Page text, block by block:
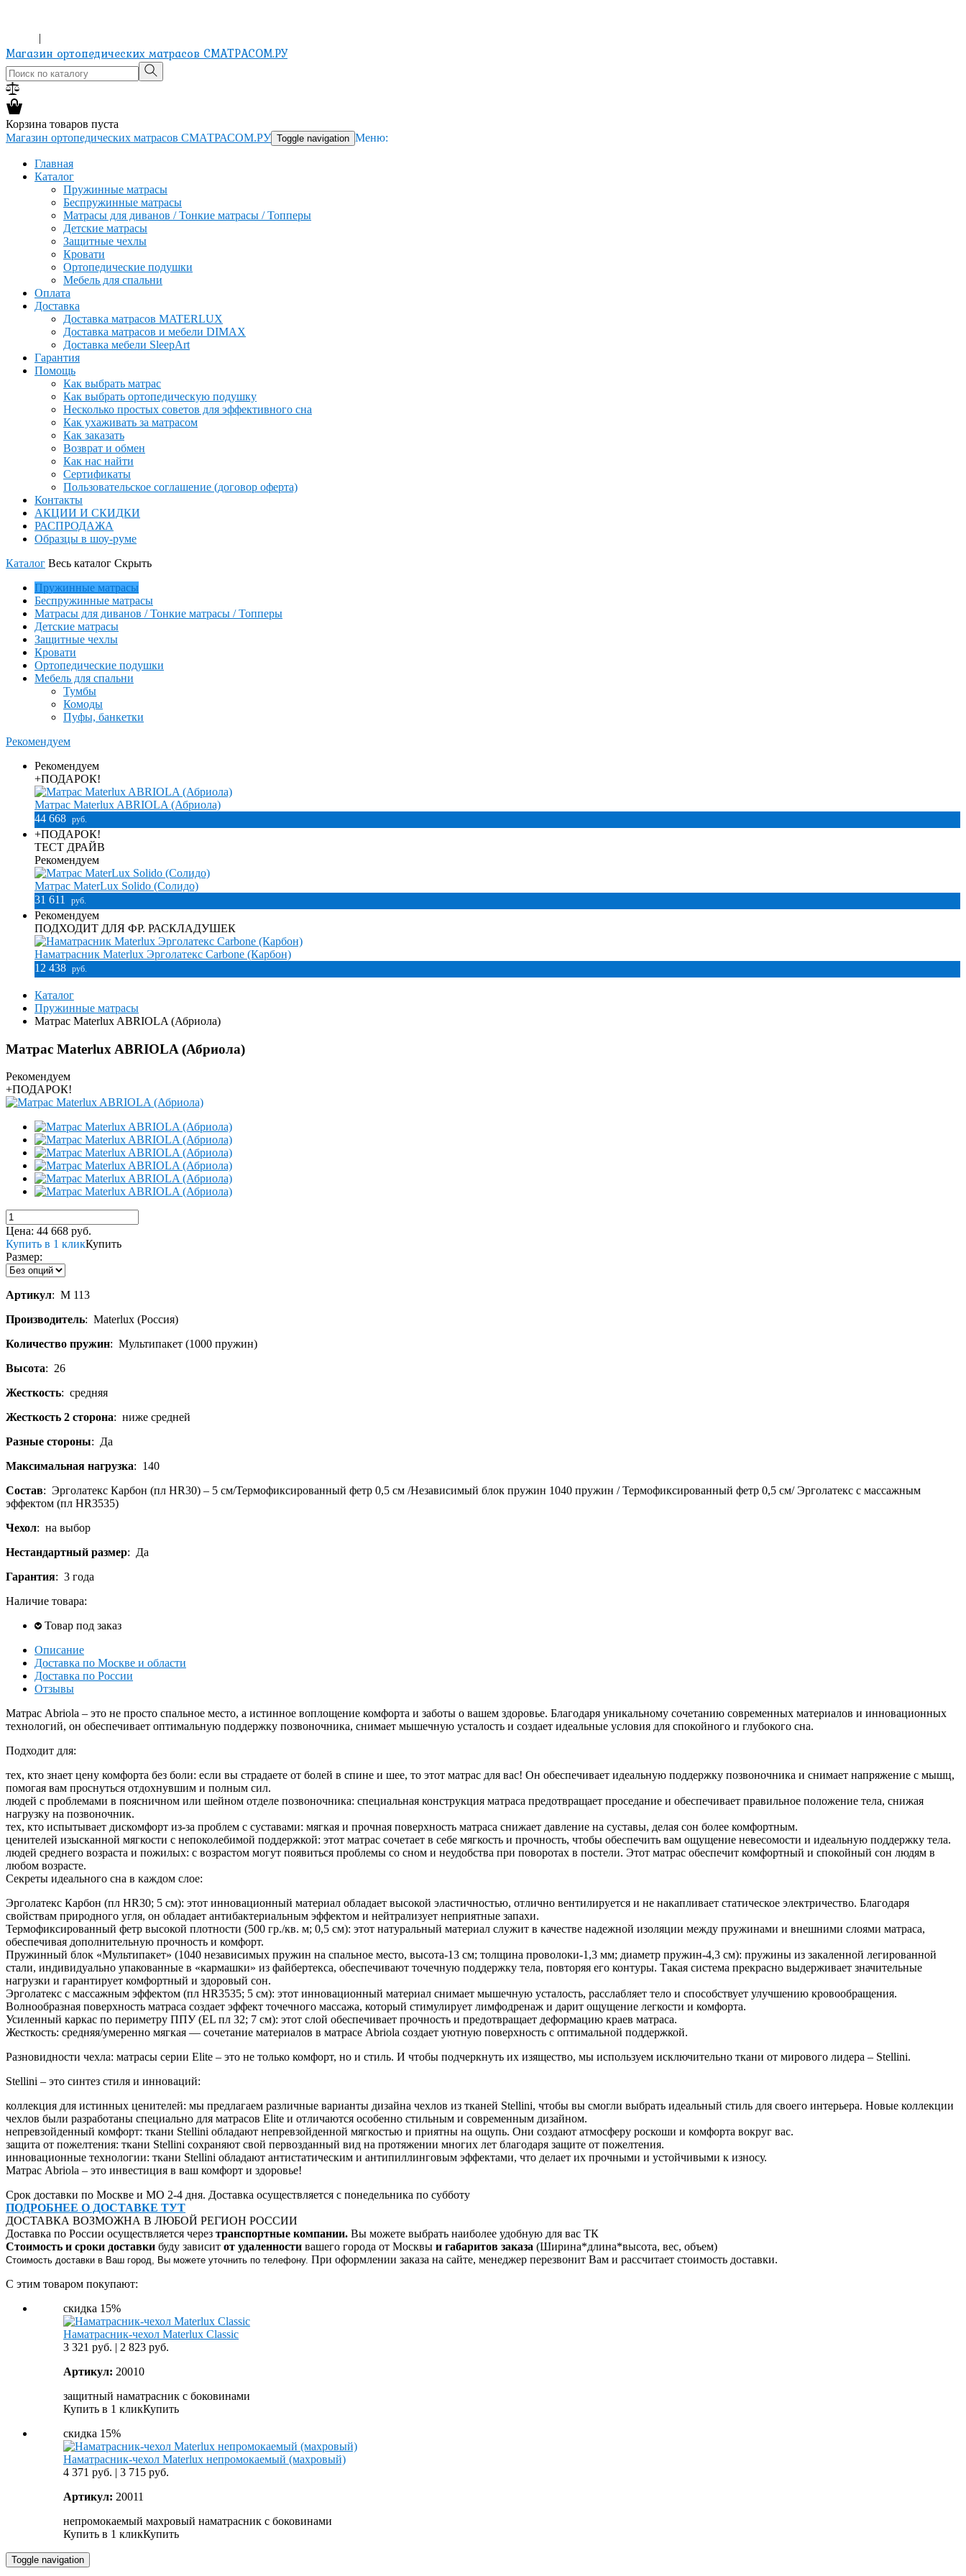
|
Магазин ортопедических матрасов СМАТРАСОМ.РУ
Корзина товаров пуста
Магазин ортопедических матрасов СМАТРАСОМ.РУ Toggle navigation Меню:
Главная
Каталог
Пружинные матрасы
Беспружинные матрасы
Матрасы для диванов / Тонкие матрасы / Топперы
Детские матрасы
Защитные чехлы
Кровати
Ортопедические подушки
Мебель для спальни
Оплата
Доставка
Доставка матрасов MATERLUX
Доставка матрасов и мебели DIMAX
Доставка мебели SleepArt
Гарантия
Помощь
Как выбрать матрас
Как выбрать ортопедическую подушку
Несколько простых советов для эффективного сна
Как ухаживать за матрасом
Как заказать
Возврат и обмен
Как нас найти
Сертификаты
Пользовательское соглашение (договор оферта)
Контакты
АКЦИИ И СКИДКИ
РАСПРОДАЖА
Образцы в шоу-руме
Каталог Весь каталог Скрыть
Пружинные матрасы
Беспружинные матрасы
Матрасы для диванов / Тонкие матрасы / Топперы
Детские матрасы
Защитные чехлы
Кровати
Ортопедические подушки
Мебель для спальни
Тумбы
Комоды
Пуфы, банкетки
Рекомендуем
Рекомендуем
+ПОДАРОК!
Матрас Materlux ABRIOLA (Абриола)
44 668 руб.
+ПОДАРОК!
ТЕСТ ДРАЙВ
Рекомендуем
Матрас MaterLux Solido (Солидо)
31 611
руб.
Рекомендуем
ПОДХОДИТ ДЛЯ ФР. РАСКЛАДУШЕК
Наматрасник Materlux Эрголатекс Carbone (Карбон)
12 438 руб.
Каталог
Пружинные матрасы
Матрас Materlux ABRIOLA (Абриола)
Матрас Materlux ABRIOLA (Абриола)
Рекомендуем
+ПОДАРОК!
Цена: 44 668 руб.
Купить в 1 кликКупить
Размер:
Артикул: M 113
Производитель: Materlux (Россия)
Количество пружин: Мультипакет (1000 пружин)
Высота: 26
Жесткость: средняя
Жесткость 2 сторона: ниже средней
Разные стороны: Да
Максимальная нагрузка: 140
Состав: Эрголатекс Карбон (пл HR30) – 5 см/Термофиксированный фетр 0,5 см /Независимый блок пружин 1040 пружин / Термофиксированный фетр 0,5 см/ Эрголатекс с массажным
эффектом (пл HR3535)
Чехол: на выбор
Нестандартный размер: Да
Гарантия: 3 года
Наличие товара:
Товар под заказ
Описание
Доставка по Москве и области
Доставка по России
Отзывы
Матрас Abriola – это не просто спальное место, а истинное воплощение комфорта и заботы о вашем здоровье. Благодаря уникальному сочетанию современных материалов и инновационных
технологий, он обеспечивает оптимальную поддержку позвоночника, снимает мышечную усталость и создает идеальные условия для спокойного и глубокого сна.
Подходит для:
тех, кто знает цену комфорта без боли: если вы страдаете от болей в спине и шее, то этот матрас для вас! Он обеспечивает идеальную поддержку позвоночника и снимает напряжение с мышц,
помогая вам проснуться отдохнувшим и полным сил.
людей с проблемами в поясничном или шейном отделе позвоночника: специальная конструкция матраса предотвращает проседание и обеспечивает правильное положение тела, снижая
нагрузку на позвоночник.
тех, кто испытывает дискомфорт из-за проблем с суставами: мягкая и прочная поверхность матраса снижает давление на суставы, делая сон более комфортным.
ценителей изысканной мягкости с непоколебимой поддержкой: этот матрас сочетает в себе мягкость и прочность, чтобы обеспечить вам ощущение невесомости и идеальную поддержку тела.
людей среднего возраста и пожилых: с возрастом могут появиться проблемы со сном и неудобства при поворотах в постели. Этот матрас обеспечит комфортный и спокойный сон людям в
любом возрасте.
Секреты идеального сна в каждом слое:
Эрголатекс Карбон (пл HR30; 5 см): этот инновационный материал обладает высокой эластичностью, отлично вентилируется и не накапливает статическое электричество. Благодаря
свойствам природного угля, он обладает антибактериальным эффектом и нейтрализует неприятные запахи.
Термофиксированный фетр высокой плотности (500 гр./кв. м; 0,5 см): этот натуральный материал служит в качестве надежной изоляции между пружинами и внешними слоями матраса,
обеспечивая дополнительную прочность и комфорт.
Пружинный блок «Мультипакет» (1040 независимых пружин на спальное место, высота-13 см; толщина проволоки-1,3 мм; диаметр пружин-4,3 см): пружины из закаленной легированной
стали, индивидуально упакованные в «кармашки» из файбертекса, обеспечивают точечную поддержку тела, повторяя его контуры. Такая система прекрасно выдерживает значительные
нагрузки и гарантирует комфортный и здоровый сон.
Эрголатекс с массажным эффектом (пл HR3535; 5 см): этот инновационный материал снимает мышечную усталость, расслабляет тело и способствует улучшению кровообращения.
Волнообразная поверхность матраса создает эффект точечного массажа, который стимулирует лимфодренаж и дарит ощущение легкости и комфорта.
Усиленный каркас по периметру ППУ (EL пл 32; 7 см): этот слой обеспечивает прочность и предотвращает деформацию краев матраса.
Жесткость: средняя/умеренно мягкая — сочетание материалов в матрасе Abriola создает уютную поверхность с оптимальной поддержкой.
Разновидности чехла: матрасы серии Elite – это не только комфорт, но и стиль. И чтобы подчеркнуть их изящество, мы используем исключительно ткани от мирового лидера – Stellini.
Stellini – это синтез стиля и инноваций:
коллекция для истинных ценителей: мы предлагаем различные варианты дизайна чехлов из тканей Stellini, чтобы вы смогли выбрать идеальный стиль для своего интерьера. Новые коллекции
чехлов были разработаны специально для матрасов Elite и отличаются особенно стильным и современным дизайном.
непревзойденный комфорт: ткани Stellini обладают непревзойденной мягкостью и приятны на ощупь. Они создают атмосферу роскоши и комфорта вокруг вас.
защита от пожелтения: ткани Stellini сохраняют свой первозданный вид на протяжении многих лет благодаря защите от пожелтения.
инновационные технологии: ткани Stellini обладают антистатическим и антипиллинговым эффектами, что делает их прочными и устойчивыми к износу.
Матрас Abriola – это инвестиция в ваш комфорт и здоровье!
Срок доставки по Москве и МО 2-4 дня. Доставка осуществляется с понедельника по субботу
ПОДРОБНЕЕ О ДОСТАВКЕ ТУТ
ДОСТАВКА ВОЗМОЖНА В ЛЮБОЙ РЕГИОН РОССИИ
Доставка по России осуществляется через транспортные компании. Вы можете выбрать наиболее удобную для вас ТК
Стоимость и сроки доставки буду зависит от удаленности вашего города от Москвы и габаритов заказа (Ширина*длина*высота, вес, объем)
Стоимость доставки в Ваш город, Вы можете уточнить по телефону. При оформлении заказа на сайте, менеджер перезвонит Вам и рассчитает стоимость доставки.
С этим товаром покупают:
скидка 15%
Наматрасник-чехол Materlux Classic
3 321 руб. | 2 823 руб.
Артикул: 20010
защитный наматрасник с боковинами
Купить в 1 кликКупить
скидка 15%
Наматрасник-чехол Materlux непромокаемый (махровый)
4 371 руб. | 3 715 руб.
Артикул: 20011
непромокаемый махровый наматрасник с боковинами
Купить в 1 кликКупить
Toggle navigation